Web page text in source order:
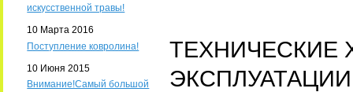
искусственной травы!
10 Марта 2016
Поступление ковролина!
10 Июня 2015
Внимание!Самый большой
ТЕХНИЧЕСКИЕ
ЭКСПЛУАТАЦИИ